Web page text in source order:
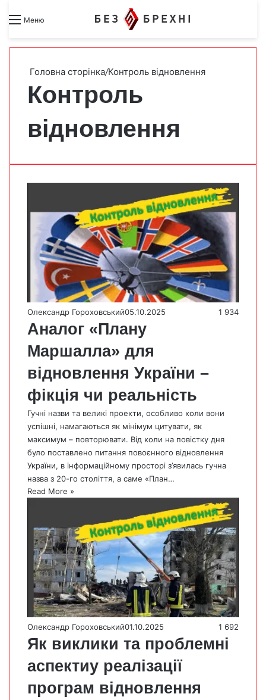
Меню Search forSwitch skin
Головна сторінка/Контроль відновлення
Контроль
відновлення
Олександр Гороховський05.10.2025 1 934
Аналог «Плану
Маршалла» для
відновлення України –
фікція чи реальність
Гучні назви та великі проекти, особливо коли вони
успішні, намагаються як мінімум цитувати, як
максимум – повторювати. Від коли на повістку дня
було поставлено питання повоєнного відновлення
України, в інформаційному просторі з’явилась гучна
назва з 20-го століття, а саме «План…
Read More »
Олександр Гороховський01.10.2025 1 692
Як виклики та проблемні
аспектиу реалізації
програм відновлення